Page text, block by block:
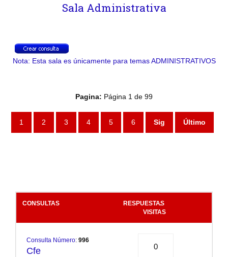
Sala Administrativa
Nota: Esta sala es únicamente para temas ADMINISTRATIVOS
Pagina: Página 1 de 99
1 2 3 4 5 6 Sig Último
CONSULTAS
RESPUESTAS
VISITAS
.
Consulta Número: 996
Cfe 0